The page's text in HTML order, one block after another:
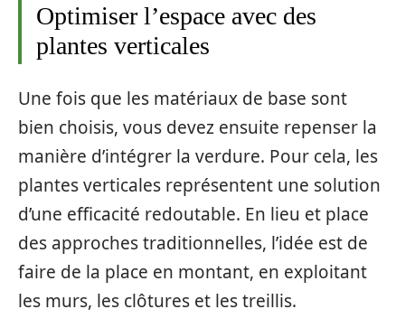
Optimiser l’espace avec des
plantes verticales
Une fois que les matériaux de base sont
bien choisis, vous devez ensuite repenser la
manière d’intégrer la verdure. Pour cela, les
plantes verticales représentent une solution
d’une efficacité redoutable. En lieu et place
des approches traditionnelles, l’idée est de
faire de la place en montant, en exploitant
les murs, les clôtures et les treillis.